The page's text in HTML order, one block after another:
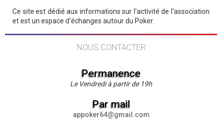
Ce site est dédié aux informations sur l'activité de l'association
et est un espace d'échanges autour du Poker.
NOUS CONTACTER
Permanence
Le Vendredi à partir de 19h
Par mail
appoker64@gmail.com